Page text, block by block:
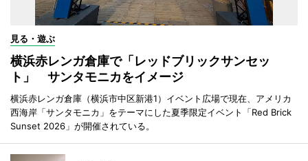
見る・遊ぶ
横浜赤レンガ倉庫で「レッドブリックサンセッ
ト」 サンタモニカをイメージ
横浜赤レンガ倉庫（横浜市中区新港1）イベント広場で現在、アメリカ
西海岸「サンタモニカ」をテーマにした夏季限定イベント「Red Brick
Sunset 2026」が開催されている。